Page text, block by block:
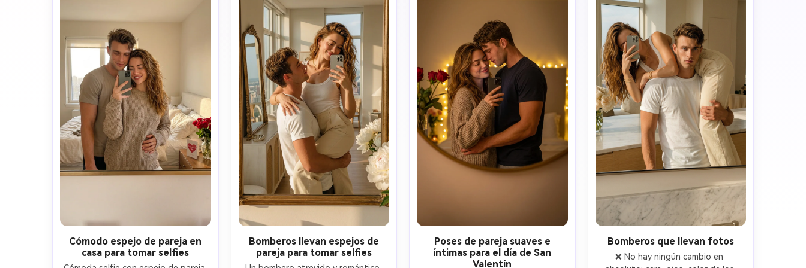
shoulder (stylized fireman carry).
• Right arm holds her legs, left arm
relaxed.
• (((A))) does not hold the phone
and looks at the mirror.
• The girl lies face down over his
shoulder, holds the phone toward
the mirror, hair falling forward.
🎥 Style
Photorealistic indoor photo, warm
lighting, large mirror.
No anime, no illustration.
No changes to Steve or the girl.
artificiales.
stylized art.
Cómodo espejo de pareja en
casa para tomar selfies
Bomberos llevan espejos de
pareja para tomar selfies
Poses de pareja suaves e
íntimas para el día de San
Valentín
Bomberos que llevan fotos
❌ No hay ningún cambio en